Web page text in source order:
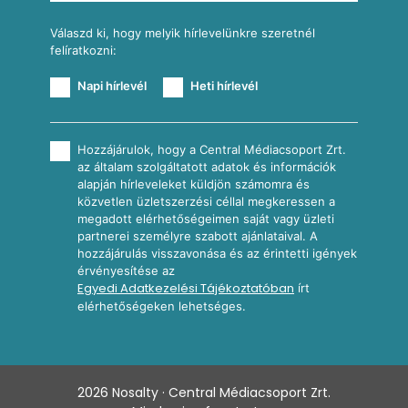
Válaszd ki, hogy melyik hírlevelünkre szeretnél
felíratkozni:
Napi hírlevél Heti hírlevél
Hozzájárulok, hogy a Central Médiacsoport Zrt.
az általam szolgáltatott adatok és információk
alapján hírleveleket küldjön számomra és
közvetlen üzletszerzési céllal megkeressen a
megadott elérhetőségeimen saját vagy üzleti
partnerei személyre szabott ajánlataival. A
hozzájárulás visszavonása és az érintetti igények
érvényesítése az
Egyedi Adatkezelési Tájékoztatóban írt
elérhetőségeken lehetséges.
2026 Nosalty · Central Médiacsoport Zrt.